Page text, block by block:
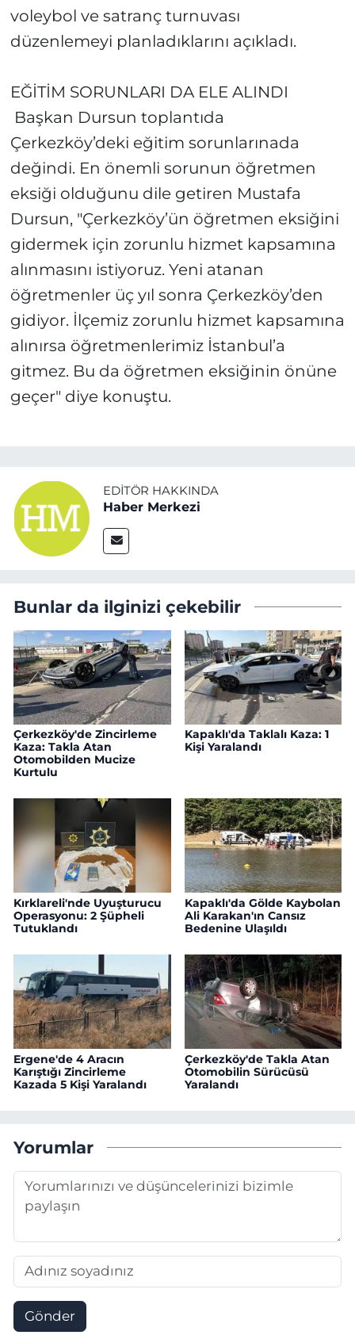
voleybol ve satranç turnuvası
düzenlemeyi planladıklarını açıkladı.
EĞİTİM SORUNLARI DA ELE ALINDI
Başkan Dursun toplantıda
Çerkezköy’deki eğitim sorunlarınada
değindi. En önemli sorunun öğretmen
eksiği olduğunu dile getiren Mustafa
Dursun, "Çerkezköy’ün öğretmen eksiğini
gidermek için zorunlu hizmet kapsamına
alınmasını istiyoruz. Yeni atanan
öğretmenler üç yıl sonra Çerkezköy’den
gidiyor. İlçemiz zorunlu hizmet kapsamına
alınırsa öğretmenlerimiz İstanbul’a
gitmez. Bu da öğretmen eksiğinin önüne
geçer" diye konuştu.
EDITÖR HAKKINDA
Haber Merkezi
Bunlar da ilginizi çekebilir
Çerkezköy'de Zincirleme
Kaza: Takla Atan
Otomobilden Mucize
Kurtulu
Kapaklı'da Taklalı Kaza: 1
Kişi Yaralandı
Kırklareli'nde Uyuşturucu
Operasyonu: 2 Şüpheli
Tutuklandı
Kapaklı'da Gölde Kaybolan
Ali Karakan'ın Cansız
Bedenine Ulaşıldı
Ergene'de 4 Aracın
Karıştığı Zincirleme
Kazada 5 Kişi Yaralandı
Çerkezköy'de Takla Atan
Otomobilin Sürücüsü
Yaralandı
Yorumlar
Gönder